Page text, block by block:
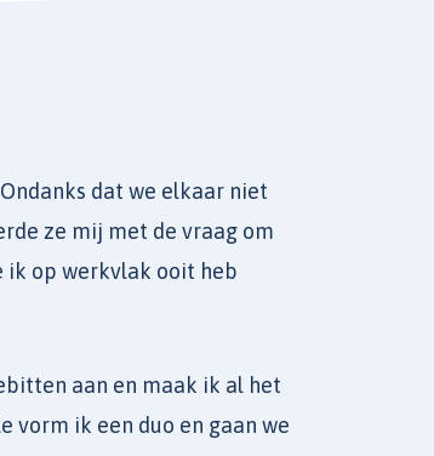
dat we elkaar niet
ze mij met de vraag om
ik op werkvlak ooit heb
aan en maak ik al het
vorm ik een duo en gaan we